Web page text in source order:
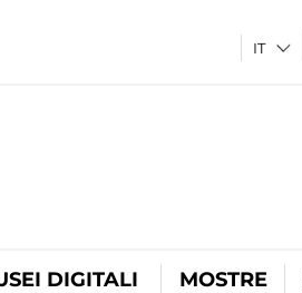
DIGITALI MOSTRE